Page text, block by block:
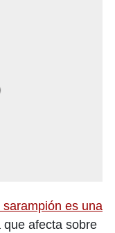
es una
que afecta sobre